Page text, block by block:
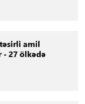
amil
- 27 ölkədə